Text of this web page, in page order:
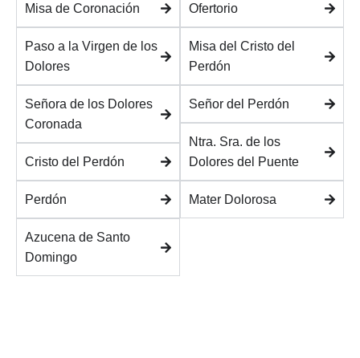
Misa de Coronación
Paso a la Virgen de los
Dolores
Señora de los Dolores
Coronada
Cristo del Perdón
Perdón
Azucena de Santo
Domingo
Ofertorio
Misa del Cristo del
Perdón
Señor del Perdón
Ntra. Sra. de los
Dolores del Puente
Mater Dolorosa